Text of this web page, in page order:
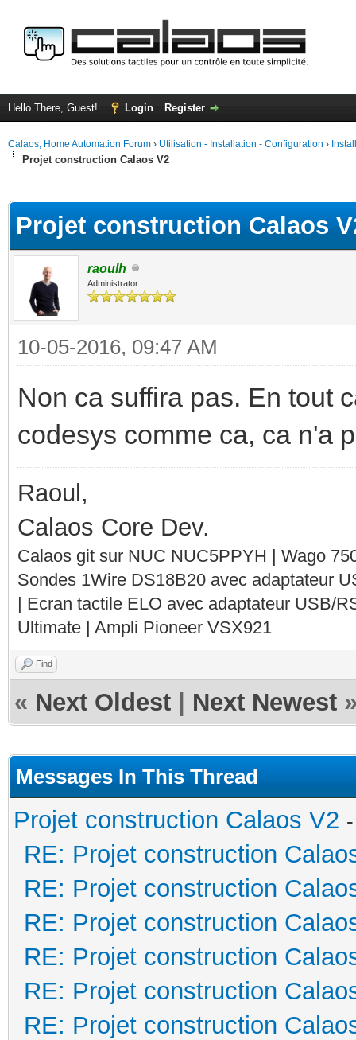
Hello There, Guest! Login Register
Calaos, Home Automation Forum › Utilisation - Installation - Configuration ›
Projet construction Calaos V2
Projet construction Calaos
raoulh
Administrator
10-05-2016, 09:47 AM
Non ca suffira pas. En tout
codesys comme ca, ca n'a
Raoul,
Calaos Core Dev.
Calaos git sur NUC NUC5PPYH | Wago
Sondes 1Wire DS18B20 avec adaptateur
| Ecran tactile ELO avec adaptateur USB/
Ultimate | Ampli Pioneer VSX921
Find
« Next Oldest Next Newest
Messages In This Thread
Projet construction Calaos V2
RE: Projet construction
RE: Projet construction
RE: Projet construction
RE: Projet construction
RE: Projet construction
RE: Projet construction